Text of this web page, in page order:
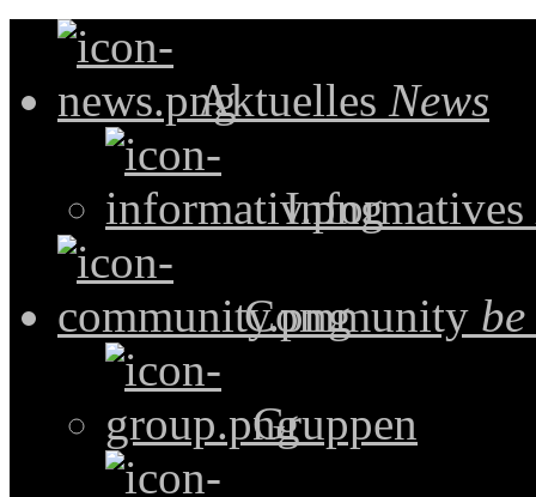
Aktuelles News
Informatives
Community
Gruppen